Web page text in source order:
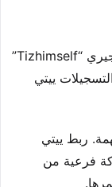
غيرت صلة رئيسية كل شيء. اكتشف المنتج جيري “Tizhimself”
ييتي
ربط ييتي
فرعية من